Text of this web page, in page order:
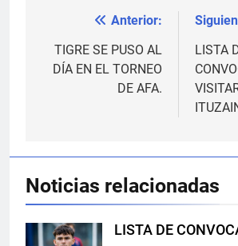
Navegación
de
Anterior:
TIGRE SE PUSO AL
DÍA EN EL TORNEO
DE AFA.
LISTA
Noticias relacionadas
LISTA DE